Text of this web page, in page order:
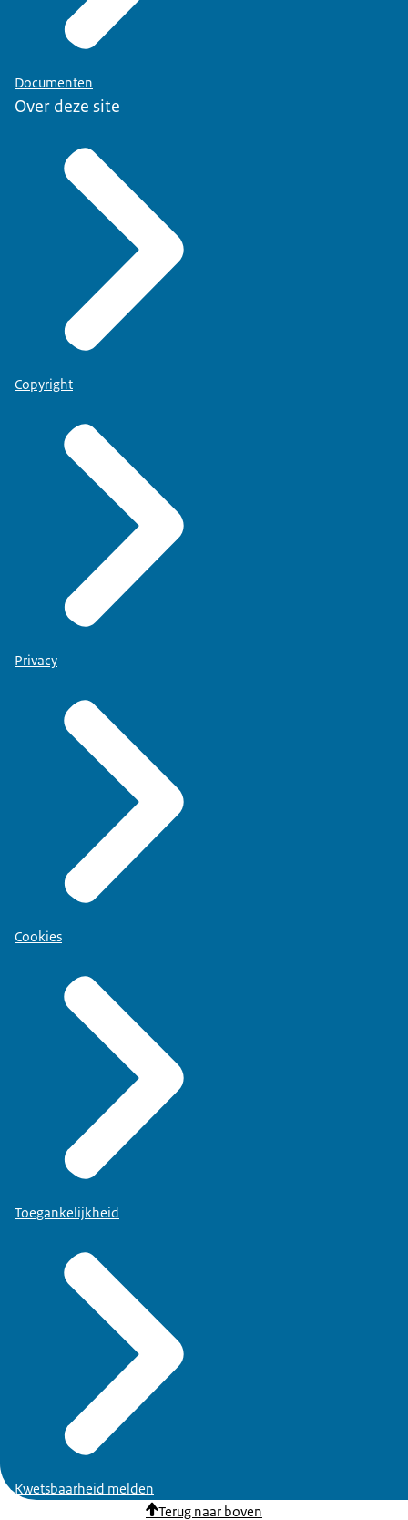
Documenten
Over deze site
Copyright
Privacy
Cookies
Toegankelijkheid
Kwetsbaarheid melden
Terug naar boven